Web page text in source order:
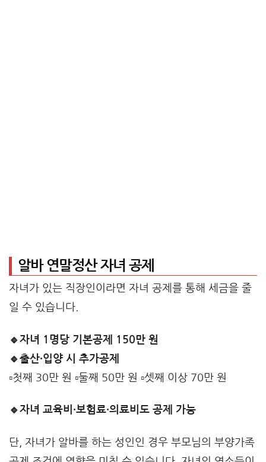
알바 연말정산 자녀 공제
자녀가 있는 직장인이라면 자녀 공제를 통해 세금을 줄
일 수 있습니다.
🔹자녀 1명당 기본공제 150만 원
🔹출산·입양 시 추가공제
▫️첫째 30만 원 ▫️둘째 50만 원 ▫️셋째 이상 70만 원
🔹자녀 교육비·보험료·의료비도 공제 가능
단, 자녀가 알바를 하는 성인인 경우 부모님의 부양가족